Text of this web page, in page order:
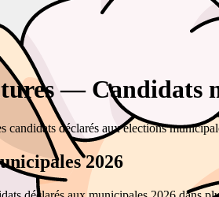
— Candidats
candidats déclarés aux élections
2026